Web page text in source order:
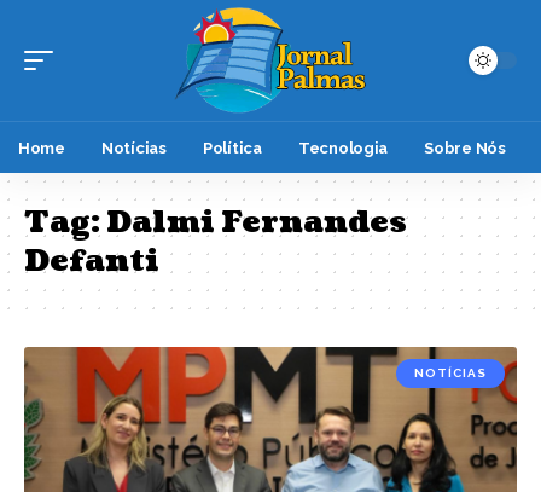
Home Notícias Política Tecnologia Sobre Nós
Tag:Dalmi Fernandes
Defanti
NOTÍCIAS